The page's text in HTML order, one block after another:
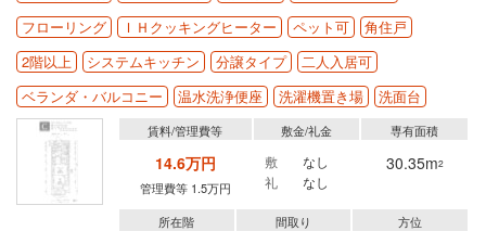
フローリング
ＩＨクッキングヒーター ペット可
角住戸
2階以上
システムキッチン 分譲タイプ
二人入居可
ベランダ・バルコニー
温水洗浄便座 洗濯機置き場 洗面台
賃料/管理費等
14.6万円
管理費等 1.5万円
敷金/礼金
敷
なし
礼
なし
専有面積
30.35m2
所在階 間取り 方位